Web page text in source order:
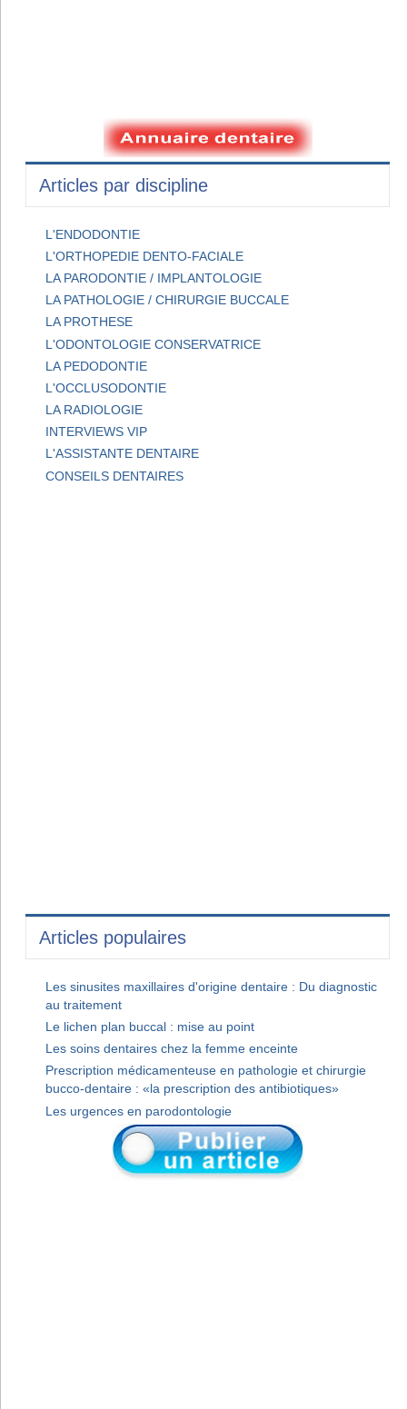
Articles par discipline
L'ENDODONTIE
L'ORTHOPEDIE DENTO-FACIALE
LA PARODONTIE / IMPLANTOLOGIE
LA PATHOLOGIE / CHIRURGIE BUCCALE
LA PROTHESE
L'ODONTOLOGIE CONSERVATRICE
LA PEDODONTIE
L'OCCLUSODONTIE
LA RADIOLOGIE
INTERVIEWS VIP
L'ASSISTANTE DENTAIRE
CONSEILS DENTAIRES
Articles populaires
Les sinusites maxillaires d'origine dentaire : Du diagnostic
au traitement
Le lichen plan buccal : mise au point
Les soins dentaires chez la femme enceinte
Prescription médicamenteuse en pathologie et chirurgie
bucco-dentaire : «la prescription des antibiotiques»
Les urgences en parodontologie